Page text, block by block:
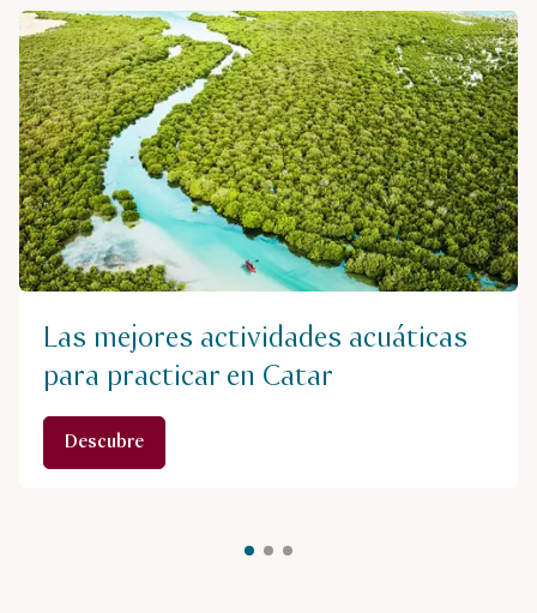
Las mejores actividades acuáticas
para practicar en Catar
Descubre